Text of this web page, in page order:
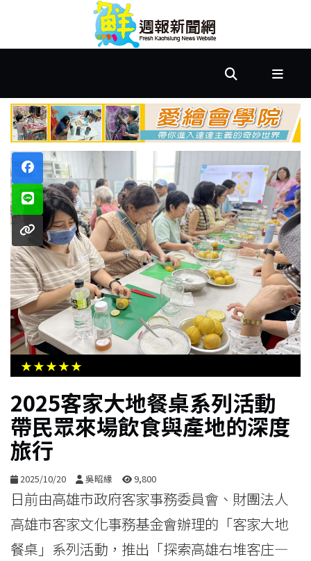
首
市
政
文
教
樂
活
居
家
生
活
合
影
音
購
物
★★★★★
2025客家大地餐桌系列活動
帶民眾來場飲食與產地的深度
旅行
2025/10/20 吳昭緣 9,800
日前由高雄市政府客家事務委員會、財團法人
高雄市客家文化事務基金會辦理的「客家大地
餐桌」系列活動，推出「探索高雄右堆客庄—